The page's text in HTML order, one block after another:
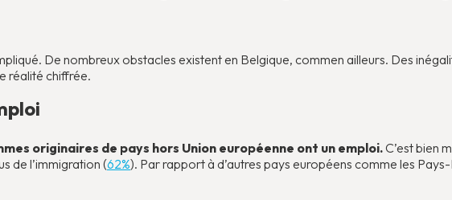
De nombreux obstacles existent en Belgique, commen ailleurs. Des
réalité chiffrée.
originaires de pays hors Union européenne ont un emploi.C’est bien
de l’immigration (62%). Par rapport à d’autres pays européens comme les